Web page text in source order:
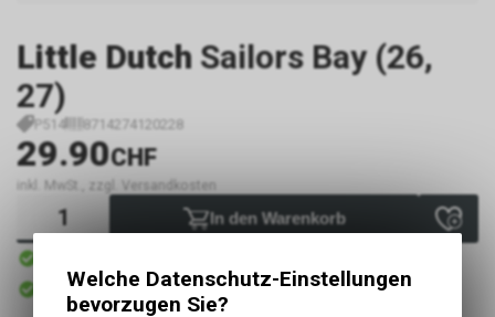
Little Dutch Sailors Bay (26,
27)
P514 8714274120228
29.90CHF
inkl. MwSt., zzgl. Versandkosten
In den Warenkorb
Sofort abholbar
Abholung The Shop AG
Welche Datenschutz-Einstellungen
bevorzugen Sie?